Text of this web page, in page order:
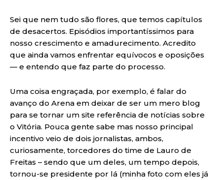
Sei que nem tudo são flores, que temos capítulos
de desacertos. Episódios importantíssimos para
nosso crescimento e amadurecimento. Acredito
que ainda vamos enfrentar equívocos e oposições
— e entendo que faz parte do processo.
Uma coisa engraçada, por exemplo, é falar do
avanço do Arena em deixar de ser um mero blog
para se tornar um site referência de notícias sobre
o Vitória. Pouca gente sabe mas nosso principal
incentivo veio de dois jornalistas, ambos,
curiosamente, torcedores do time de Lauro de
Freitas – sendo que um deles, um tempo depois,
tornou-se presidente por lá (minha foto com eles já